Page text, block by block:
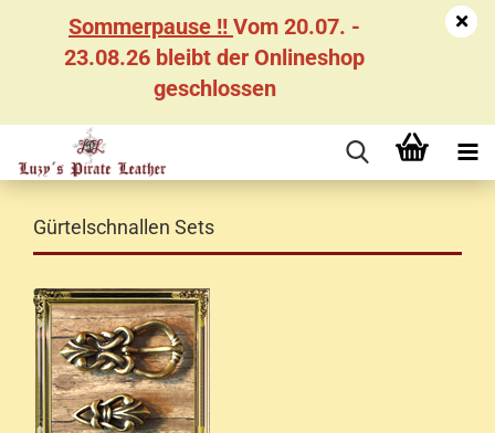
Sommerpause !! Vom 20.07. -
23.08.26 bleibt der Onlineshop
geschlossen
Gürtelschnallen Sets